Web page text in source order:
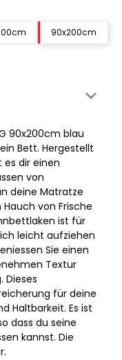
90x200cm
90x200cm blau
Bett. Hergestellt
dir einen
von
deine Matratze
von Frische
ist für
leicht aufziehen
Sie einen
Textur
Dieses
für deine
Haltbarkeit. Es ist
dass du seine
kannst. Die